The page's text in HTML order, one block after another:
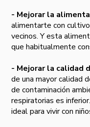
- Mejorar la
alimentarte con
vecinos. Y esta
que habitualmente
- Mejorar la calidad
de una mayor calidad
de contaminación
respiratorias es
ideal para vivir con